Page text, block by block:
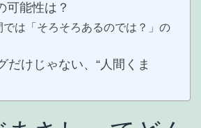
可能性は？
では「そろそろあるのでは？」の
だけじゃない、“人間くま